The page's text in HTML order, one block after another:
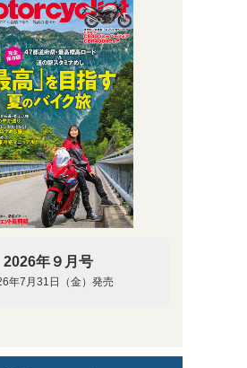
スリーブシャツ」 グレー
2026年９月号
年7月31日（金）発売